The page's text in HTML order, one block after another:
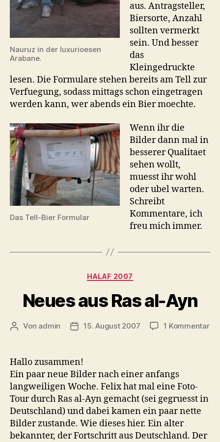
Nauruz in der luxurioesen
Arabane.
aus. Antragsteller,
Biersorte, Anzahl
sollten vermerkt
sein. Und besser
das
Kleingedruckte
lesen. Die Formulare stehen bereits am Tell zur
Verfuegung, sodass mittags schon eingetragen
werden kann, wer abends ein Bier moechte.
Das Tell-Bier Formular
Wenn ihr die
Bilder dann mal in
besserer Qualitaet
sehen wollt,
muesst ihr wohl
oder ubel warten.
Schreibt
Kommentare, ich
freu mich immer.
Kategorien
HALAF 2007
Neues aus Ras al-Ayn
Beitragsautor
Von admin Veröffentlichungsdatum
15. August 2007 1 Kommentarzu
Hallo zusammen!
Ein paar neue Bilder nach einer anfangs
langweiligen Woche. Felix hat mal eine Foto-
Tour durch Ras al-Ayn gemacht (sei gegruesst in
Deutschland) und dabei kamen ein paar nette
Bilder zustande. Wie dieses hier. Ein alter
bekannter, der Fortschritt aus Deutschland. Der